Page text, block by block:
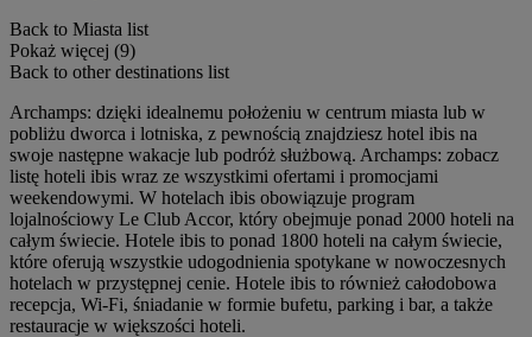
Back to Miasta list
Pokaż więcej (9)
Back to other destinations list
Archamps: dzięki idealnemu położeniu w centrum miasta lub w
pobliżu dworca i lotniska, z pewnością znajdziesz hotel ibis na
swoje następne wakacje lub podróż służbową. Archamps: zobacz
listę hoteli ibis wraz ze wszystkimi ofertami i promocjami
weekendowymi. W hotelach ibis obowiązuje program
lojalnościowy Le Club Accor, który obejmuje ponad 2000 hoteli na
całym świecie. Hotele ibis to ponad 1800 hoteli na całym świecie,
które oferują wszystkie udogodnienia spotykane w nowoczesnych
hotelach w przystępnej cenie. Hotele ibis to również całodobowa
recepcja, Wi-Fi, śniadanie w formie bufetu, parking i bar, a także
restauracje w większości hoteli.